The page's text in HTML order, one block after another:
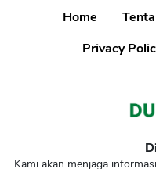
Home
Privacy
Kami akan menjaga